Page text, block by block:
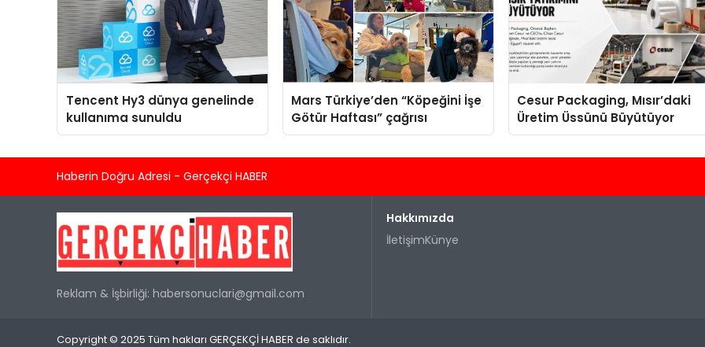
Tencent Hy3 dünya genelinde
kullanıma sunuldu
Mars Türkiye’den “Köpeğini İşe
Götür Haftası” çağrısı
Cesur Packaging, Mısır’daki
Üretim Üssünü Büyütüyor
Haberin Doğru Adresi - Gerçekçi HABER
Reklam & İşbirliği: habersonuclari@gmail.com
Hakkımızda
İletişimKünye
Copyright © 2025 Tüm hakları GERÇEKÇİ HABER de saklıdır.